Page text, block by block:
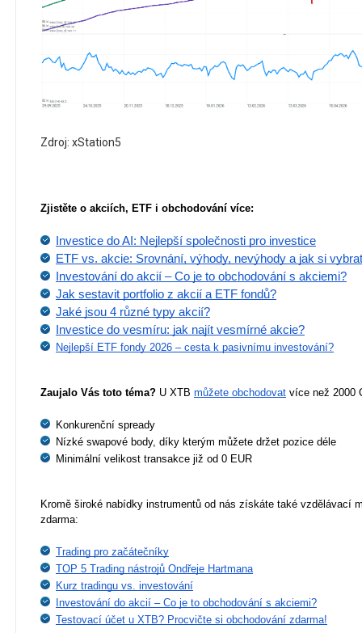
Zdroj: xStation5
Zjistěte o akciích, ETF i obchodování více:
Investice do AI: Nejlepší společnosti pro investice
ETF vs. akcie: Srovnání, výhody, nevýhody a jak si vybrat
Investování do akcií – Co je to obchodování s akciemi?
Jak sestavit portfolio z akcií a ETF fondů?
Jaké jsou 4 různé typy akcií?
Investice do vesmíru: jak najít vesmírné akcie?
Nejlepší ETF fondy 2026 – cesta k pasivnímu investování?
Zaujalo Vás toto téma? U XTB můžete obchodovat více než 2000
Konkurenční spready
Nízké swapové body, díky kterým můžete držet pozice déle
Minimální velikost transakce již od 0 EUR
Kromě široké nabídky instrumentů od nás získáte také vzdělávací
zdarma:
Trading pro začátečníky
TOP 5 Trading nástrojů Ondřeje Hartmana
Kurz tradingu vs. investování
Investování do akcií – Co je to obchodování s akciemi?
Testovací účet u XTB? Procvičte si obchodování zdarma!